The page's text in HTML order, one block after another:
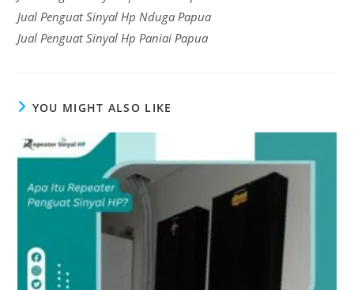
Jual Penguat Sinyal Hp Nduga Papua
Jual Penguat Sinyal Hp Paniai Papua
YOU MIGHT ALSO LIKE